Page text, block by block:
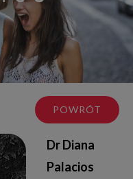
POWRÓT
Dr Diana
Palacios